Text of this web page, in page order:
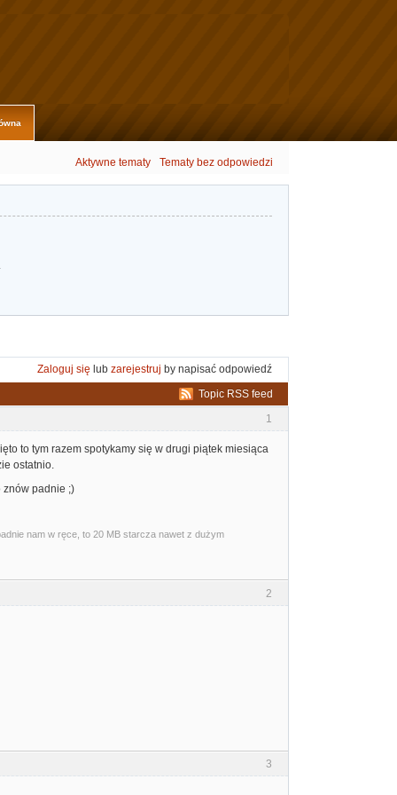
Aktywne tematy Tematy bez odpowiedzi
Zaloguj się lub zarejestruj by napisać odpowiedź
Topic RSS feed
1
to tym razem spotykamy się w drugi piątek miesiąca
ostatnio.
znów padnie ;)
nam w ręce, to 20 MB starcza nawet z dużym
2
3